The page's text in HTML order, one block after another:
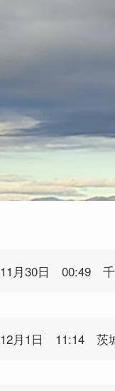
11月30日 00:49 千
12月1日 11:14 茨